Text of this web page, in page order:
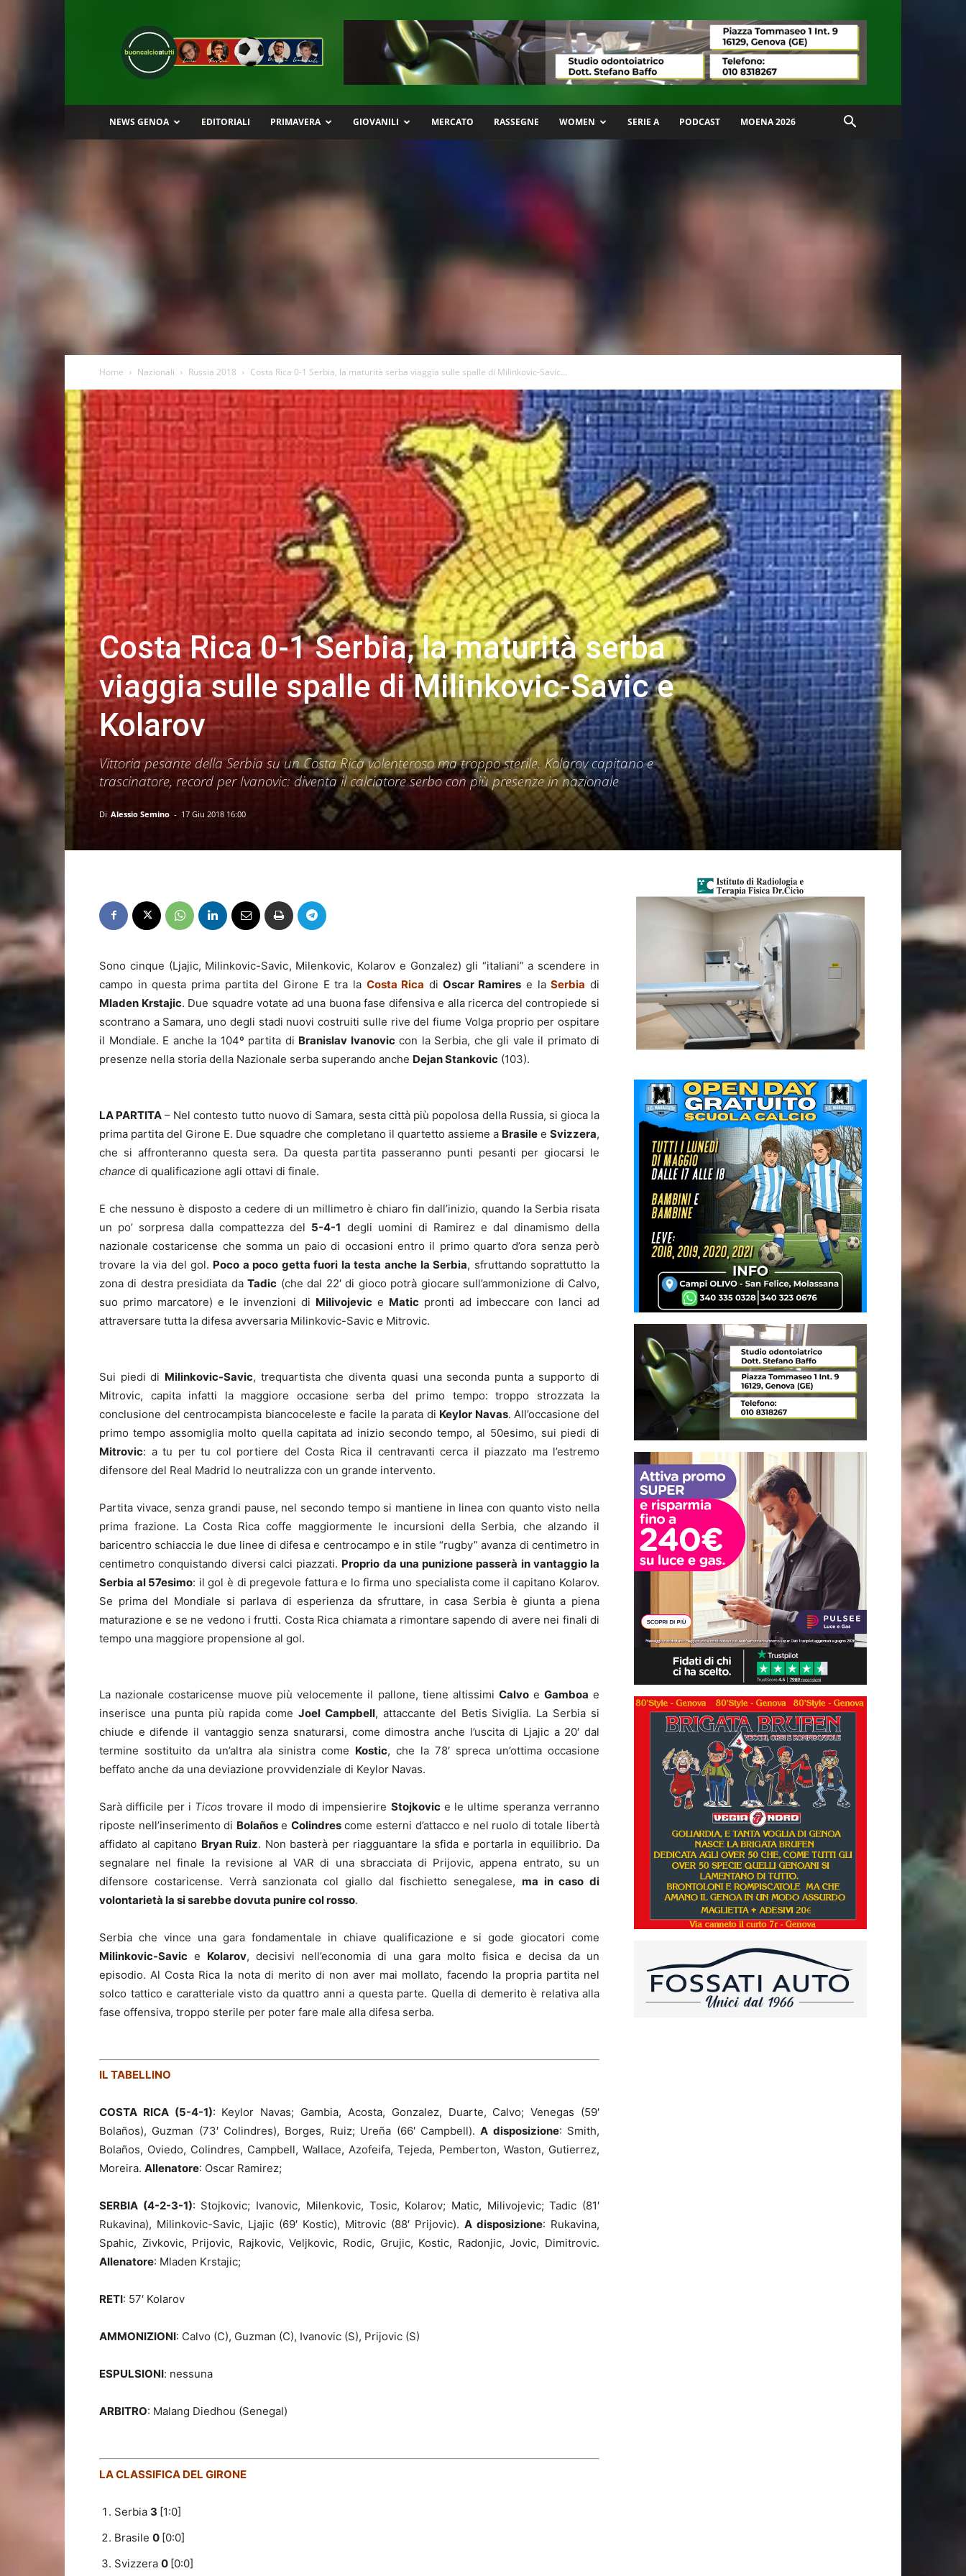
Buon
Calcio
a
Tutti
NEWS GENOA EDITORIALI PRIMAVERA GIOVANILI MERCATO RASSEGNE WOMEN SERIE A PODCAST MOENA 2026
Home Nazionali Russia 2018 Costa Rica 0-1 Serbia, la maturità serba viaggia sulle spalle di Milinkovic-Savic...
Costa Rica 0-1 Serbia, la maturità serba
viaggia sulle spalle di Milinkovic-Savic e
Kolarov
Vittoria pesante della Serbia su un Costa Rica volenteroso ma troppo sterile. Kolarov capitano e
trascinatore, record per Ivanovic: diventa il calciatore serbo con più presenze in nazionale
Di Alessio Semino - 17 Giu 2018 16:00
Sono cinque (Ljajic, Milinkovic-Savic, Milenkovic, Kolarov e Gonzalez) gli “italiani” a scendere in
campo in questa prima partita del Girone E tra la Costa Rica di Oscar Ramires e laSerbia di
Mladen Krstajic. Due squadre votate ad una buona fase difensiva e alla ricerca del contropiede si
scontrano a Samara, uno degli stadi nuovi costruiti sulle rive del fiume Volga proprio per ospitare
il Mondiale. E anche la 104º partita di Branislav Ivanoviccon la Serbia, che gli vale il primato di
presenze nella storia della Nazionale serba superando anche Dejan Stankovic (103).
LA PARTITA – Nel contesto tutto nuovo di Samara, sesta città più popolosa della Russia, si gioca la
prima partita del Girone E. Due squadre che completano il quartetto assieme a BrasileeSvizzera,
che si affronteranno questa sera. Da questa partita passeranno punti pesanti per giocarsi le
chance di qualificazione agli ottavi di finale.
E che nessuno è disposto a cedere di un millimetro è chiaro fin dall’inizio, quando la Serbia risata
un po’ sorpresa dalla compattezza del 5-4-1 degli uomini di Ramirez e dal dinamismo della
nazionale costaricense che somma un paio di occasioni entro il primo quarto d’ora senza però
trovare la via del gol. Poco a poco getta fuori la testa anche la Serbia, sfruttando soprattutto la
zona di destra presidiata daTadic (che dal 22′ di gioco potrà giocare sull’ammonizione di Calvo,
suo primo marcatore) e le invenzioni di Milivojevic e Matic pronti ad imbeccare con lanci ad
attraversare tutta la difesa avversaria Milinkovic-Savic e Mitrovic.
Sui piedi di Milinkovic-Savic, trequartista che diventa quasi una seconda punta a supporto di
Mitrovic, capita infatti la maggiore occasione serba del primo tempo: troppo strozzata la
conclusione del centrocampista biancoceleste e facile la parata di Keylor Navas. All’occasione del
primo tempo assomiglia molto quella capitata ad inizio secondo tempo, al 50esimo, sui piedi di
Mitrovic: a tu per tu col portiere del Costa Rica il centravanti cerca il piazzato ma l’estremo
difensore del Real Madrid lo neutralizza con un grande intervento.
Partita vivace, senza grandi pause, nel secondo tempo si mantiene in linea con quanto visto nella
prima frazione. La Costa Rica coffe maggiormente le incursioni della Serbia, che alzando il
baricentro schiaccia le due linee di difesa e centrocampo e in stile “rugby” avanza di centimetro in
centimetro conquistando diversi calci piazzati. Proprio da una punizione passerà in vantaggio la
Serbia al 57esimo: il gol è di pregevole fattura e lo firma uno specialista come il capitano Kolarov.
Se prima del Mondiale si parlava di esperienza da sfruttare, in casa Serbia è giunta a piena
maturazione e se ne vedono i frutti. Costa Rica chiamata a rimontare sapendo di avere nei finali di
tempo una maggiore propensione al gol.
La nazionale costaricense muove più velocemente il pallone, tiene altissimi Calvoe Gamboa e
inserisce una punta più rapida comeJoel Campbell, attaccante del Betis Siviglia. La Serbia si
chiude e difende il vantaggio senza snaturarsi, come dimostra anche l’uscita di Ljajic a 20′ dal
termine sostituito da un’altra ala sinistra come Kostic, che la 78′ spreca un’ottima occasione
beffato anche da una deviazione provvidenziale di Keylor Navas.
Sarà difficile per i Ticos trovare il modo di impensierire Stojkovice le ultime speranza verranno
riposte nell’inserimento di Bolañose Colindrescome esterni d’attacco e nel ruolo di totale libertà
affidato al capitano Bryan Ruiz. Non basterà per riagguantare la sfida e portarla in equilibrio. Da
segnalare nel finale la revisione al VAR di una sbracciata di Prijovic, appena entrato, su un
difensore costaricense. Verrà sanzionata col giallo dal fischietto senegalese, ma in caso di
volontarietà la si sarebbe dovuta punire col rosso.
Serbia che vince una gara fondamentale in chiave qualificazione e si gode giocatori come
Milinkovic-Savic e Kolarov, decisivi nell’economia di una gara molto fisica e decisa da un
episodio. Al Costa Rica la nota di merito di non aver mai mollato, facendo la propria partita nel
solco tattico e caratteriale visto da quattro anni a questa parte. Quella di demerito è relativa alla
fase offensiva, troppo sterile per poter fare male alla difesa serba.
IL TABELLINO
COSTA RICA (5-4-1): Keylor Navas; Gambia, Acosta, Gonzalez, Duarte, Calvo; Venegas (59′
Bolaños), Guzman (73′ Colindres), Borges, Ruiz; Ureña (66′ Campbell).A disposizione: Smith,
Bolaños, Oviedo, Colindres, Campbell, Wallace, Azofeifa, Tejeda, Pemberton, Waston, Gutierrez,
Moreira. Allenatore: Oscar Ramirez;
SERBIA (4-2-3-1): Stojkovic; Ivanovic, Milenkovic, Tosic, Kolarov; Matic, Milivojevic; Tadic (81′
Rukavina), Milinkovic-Savic, Ljajic (69′ Kostic), Mitrovic (88′ Prijovic). A disposizione: Rukavina,
Spahic, Zivkovic, Prijovic, Rajkovic, Veljkovic, Rodic, Grujic, Kostic, Radonjic, Jovic, Dimitrovic.
Allenatore: Mladen Krstajic;
RETI: 57′ Kolarov
AMMONIZIONI: Calvo (C), Guzman (C), Ivanovic (S), Prijovic (S)
ESPULSIONI: nessuna
ARBITRO: Malang Diedhou (Senegal)
LA CLASSIFICA DEL GIRONE
Serbia 3 [1:0]
Brasile 0 [0:0]
Svizzera 0 [0:0]